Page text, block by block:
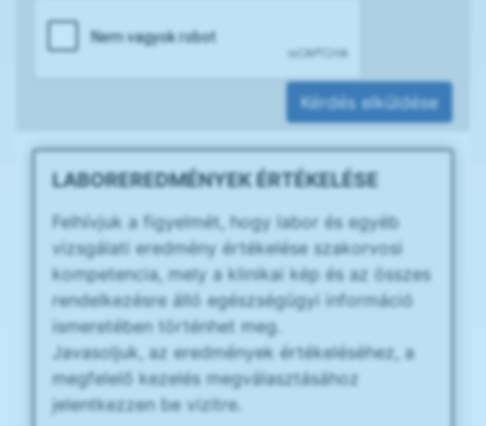
Kérdés elküldése
LABOREREDMÉNYEK ÉRTÉKELÉSE
Felhívjuk a figyelmét, hogy labor és egyéb
vizsgálati eredmény értékelése szakorvosi
kompetencia, mely a klinikai kép és az összes
rendelkezésre álló egészségügyi információ
ismeretében történhet meg.
Javasoljuk, az eredmények értékeléséhez, a
megfelelő kezelés megválasztásához
jelentkezzen be vizitre.